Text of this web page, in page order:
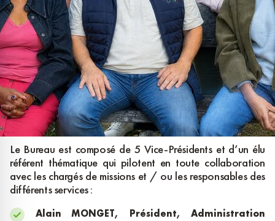
Le Bureau est composé de 5 Vice-Présidents et d’un élu
référent thématique qui pilotent en toute collaboration
avec les chargés de missions et / ou les responsables des
différents services :
Alain MONGET,
Président, Administration